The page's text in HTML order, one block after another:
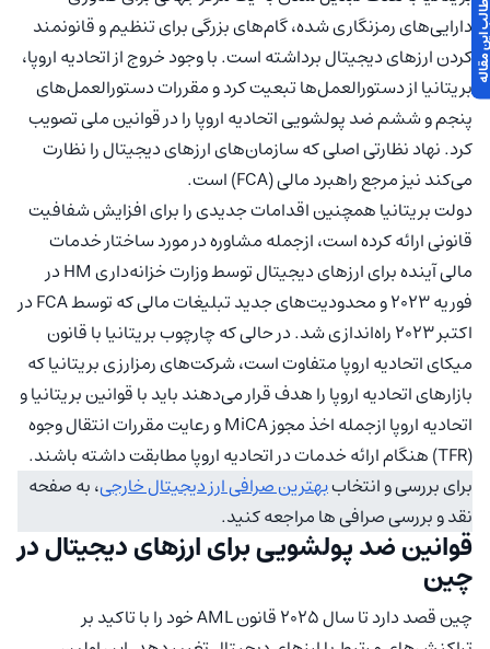
دارایی‌های رمزنگاری شده، گام‌های بزرگی برای تنظیم و قانونمند‌
کردن ارزهای دیجیتال برداشته است. با وجود خروج از اتحادیه اروپا،
بریتانیا از دستورالعمل‌ها تبعیت کرد و مقررات دستورالعمل‌های
پنجم و ششم ضد پولشویی اتحادیه اروپا را در قوانین ملی تصویب
کرد. نهاد نظارتی اصلی که سازمان‌های ارزهای دیجیتال را نظارت
می‌کند نیز مرجع راهبرد مالی (FCA) است.
دولت بریتانیا همچنین اقدامات جدیدی را برای افزایش شفافیت
قانونی ارائه کرده است، ازجمله مشاوره در مورد ساختار خدمات
مالی آینده برای ارزهای دیجیتال توسط وزارت خزانه‌داری HM در
فوریه ۲۰۲۳ و محدودیت‌های جدید تبلیغات مالی که توسط FCA در
اکتبر ۲۰۲۳ راه‌اندازی شد. در حالی که چارچوب بریتانیا با قانون
میکای اتحادیه اروپا متفاوت است، شرکت‌های رمزارزی بریتانیا که
بازارهای اتحادیه اروپا را هدف قرار می‌دهند باید با قوانین بریتانیا و
اتحادیه اروپا ازجمله اخذ مجوز MiCA و رعایت مقررات انتقال وجوه
(TFR) هنگام ارائه خدمات در اتحادیه اروپا مطابقت داشته باشند.
برای بررسی و انتخاببهترین صرافی ارز دیجیتال خارجی، به صفحه
نقد و بررسی صرافی ها مراجعه کنید.
قوانین ضد پولشویی برای ارزهای دیجیتال در
چین
چین قصد دارد تا سال ۲۰۲۵ قانون AML خود را با تاکید بر